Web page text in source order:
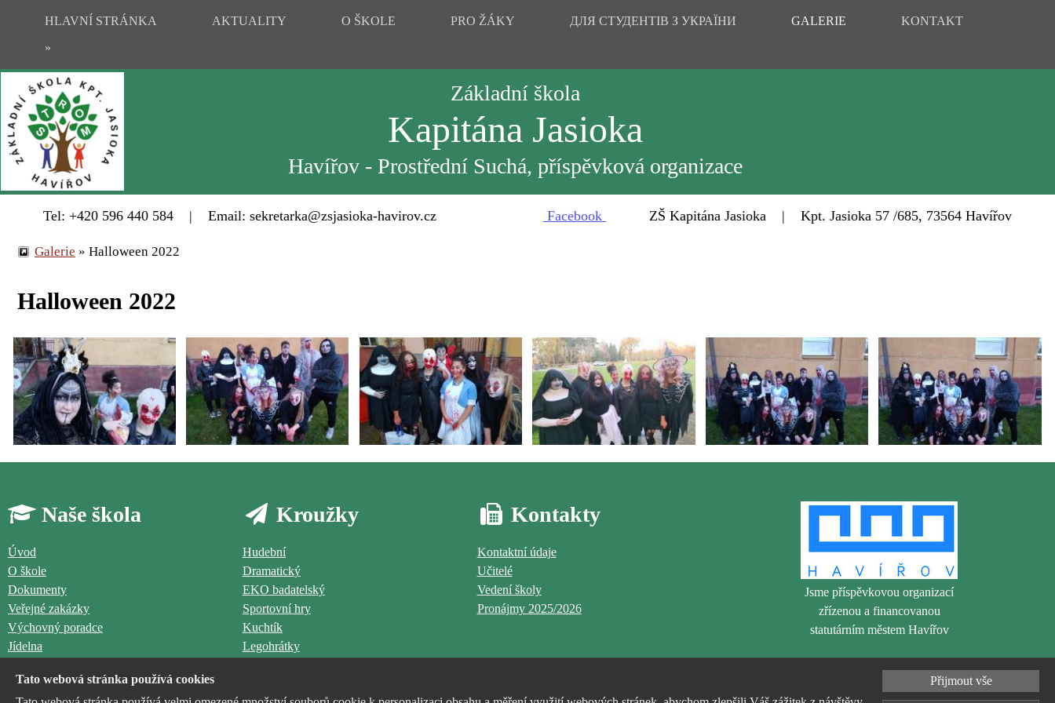
HLAVNÍ STRÁNKA AKTUALITY O ŠKOLE PRO ŽÁKY ДЛЯ СТУДЕНТІВ З УКРАЇНИ GALERIE
KONTAKT
»
Základní škola
Kapitána Jasioka
Havířov - Prostřední Suchá, příspěvková organizace
Tel: +420 596 440 584 | Email: sekretarka@zsjasioka-havirov.cz Facebook ZŠ Kapitána Jasioka | Kpt. Jasioka 57 /685, 73564 Havířov
Galerie » Halloween 2022
Halloween 2022
Naše škola
Úvod
O škole
Dokumenty
Veřejné zakázky
Výchovný poradce
Jídelna
Kroužky
Hudební
Dramatický
EKO badatelský
Sportovní hry
Kuchtík
Legohrátky
Kontakty
Kontaktní údaje
Učitelé
Vedení školy
Pronájmy 2025/2026
Jsme příspěvkovou organizací
zřízenou a financovanou
statutárním městem Havířov
Tato webová stránka používá cookies
Přijmout vše